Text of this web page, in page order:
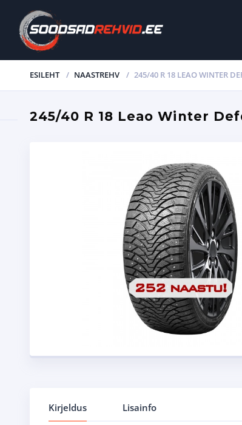
ESILEHT NAASTREHV 245/40 R 18 LEAO WINTER
245/40 R 18 Leao Winter
Kirjeldus Lisainfo